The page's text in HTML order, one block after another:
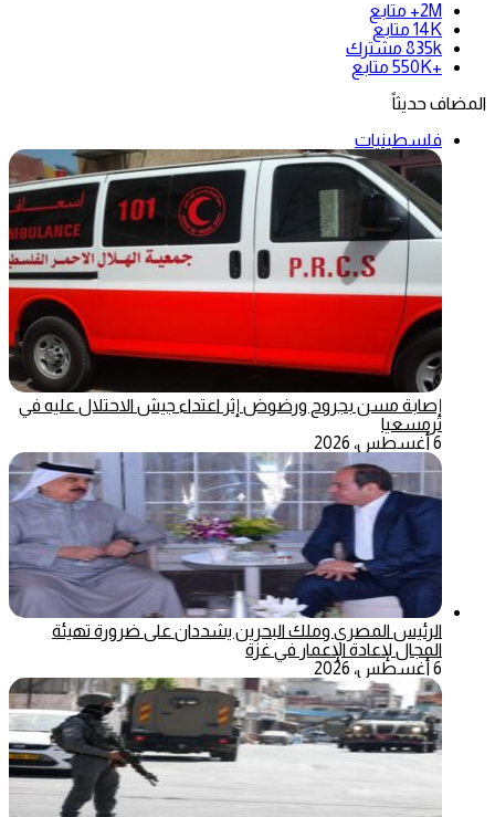
2M+
متابع
14K متابع
835k مشترك
+550K
متابع
المضاف حديثاً
فلسطينيات
إصابة مسن بجروح ورضوض إثر اعتداء جيش الاحتلال عليه في
ترمسعيا
6 أغسطس، 2026
الرئيس المصري وملك البحرين يشددان على ضرورة تهيئة
المجال لإعادة الإعمار في غزة
6 أغسطس، 2026